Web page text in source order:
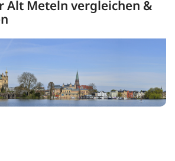
Alt Meteln vergleichen &